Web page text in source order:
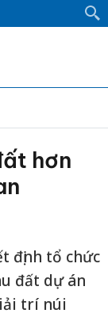
hơn
định tổ chức
đất dự án
trí núi